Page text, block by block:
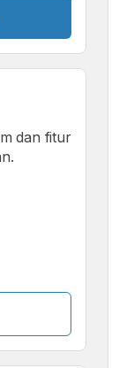
dan fitur